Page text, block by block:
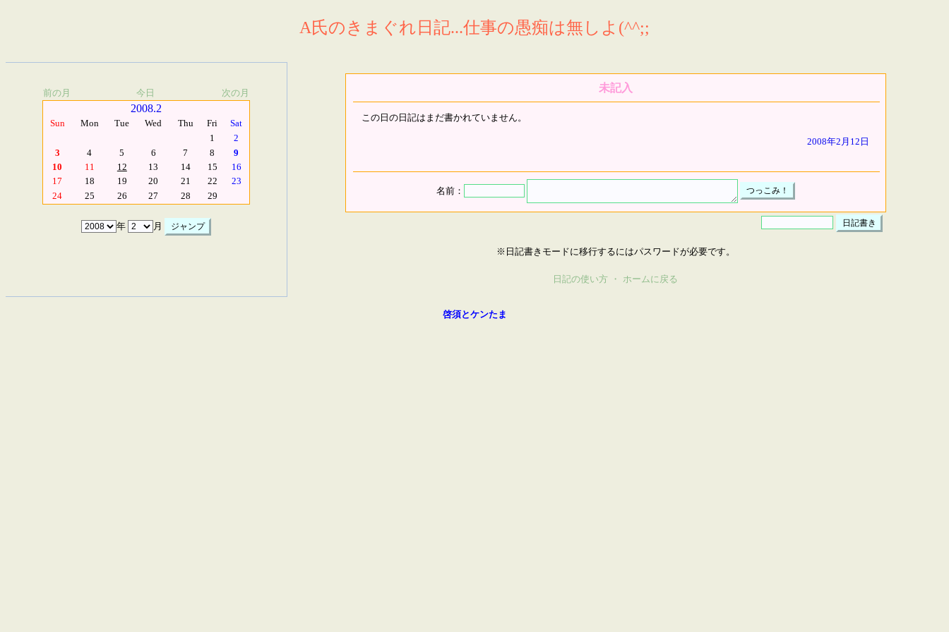
A氏のきまぐれ日記...仕事の愚痴は無しよ(^^;;
前の月 今日 次の月
2008.2
Sun Mon Tue Wed Thu Fri
Sat
1
2
3
4 5 6 7 8
9
10
11 12 13 14 15
16
17
18 19 20 21 22
23
24
25 26 27 28 29
年 月
未記入
この日の日記はまだ書かれていません。
2008年2月12日
名前：
※日記書きモードに移行するにはパスワードが必要です。
日記の使い方 ・ ホームに戻る
啓須とケンたま